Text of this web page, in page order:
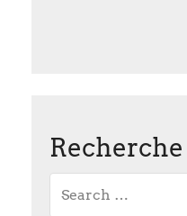
Recherche